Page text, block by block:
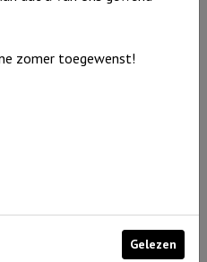
zomer toegewenst!
Gelezen